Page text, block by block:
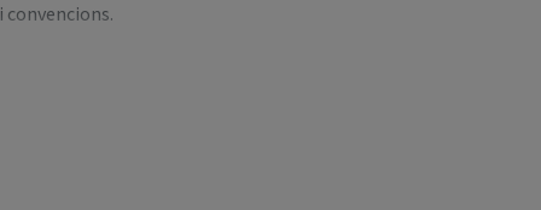
cada empresa i esdeveniment.